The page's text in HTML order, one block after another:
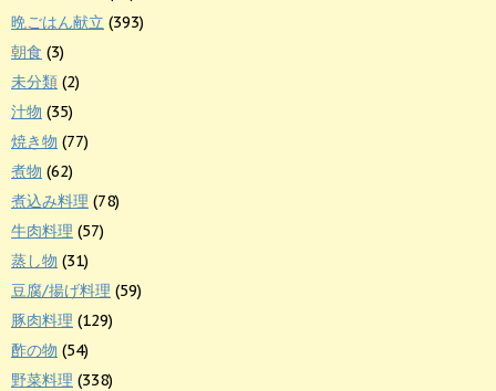
晩ごはん献立 (393)
朝食 (3)
未分類 (2)
汁物 (35)
焼き物 (77)
煮物 (62)
煮込み料理 (78)
牛肉料理 (57)
蒸し物 (31)
豆腐/揚げ料理 (59)
豚肉料理 (129)
酢の物 (54)
野菜料理 (338)